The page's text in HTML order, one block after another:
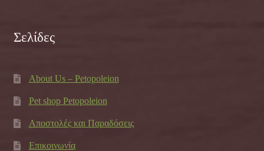
Σελίδες
About Us – Petopoleion
Pet shop Petopoleion
Αποστολές και Παραδόσεις
Επικοινωνία